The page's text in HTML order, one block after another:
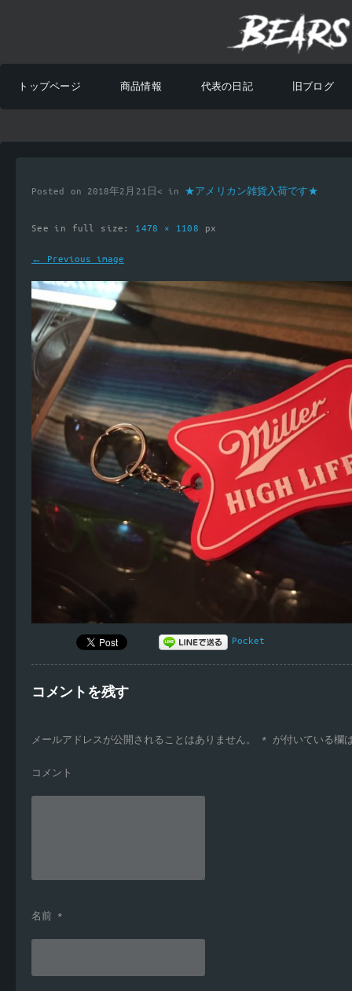
トップページ 商品情報 代表の日記 旧ブログ
Posted on 2018年2月21日< in ★アメリカン雑貨入荷です★
See in full size: 1478 × 1108 px
← Previous image
Pocket
コメントを残す
メールアドレスが公開されることはありません。 * が付いている欄
コメント
名前 *